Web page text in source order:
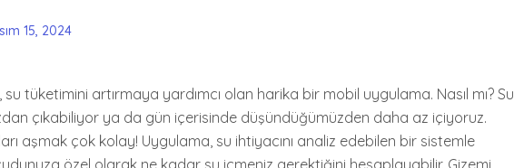
15, 2024
tüketimini artırmaya yardımcı olan harika bir mobil uygulama. Nasıl mı? Su
çıkabiliyor ya da gün içerisinde düşündüğümüzden daha az içiyoruz.
aşmak çok kolay! Uygulama, su ihtiyacını analiz edebilen bir sistemle
özel olarak ne kadar su içmeniz gerektiğini hesaplayabilir. Gizemi